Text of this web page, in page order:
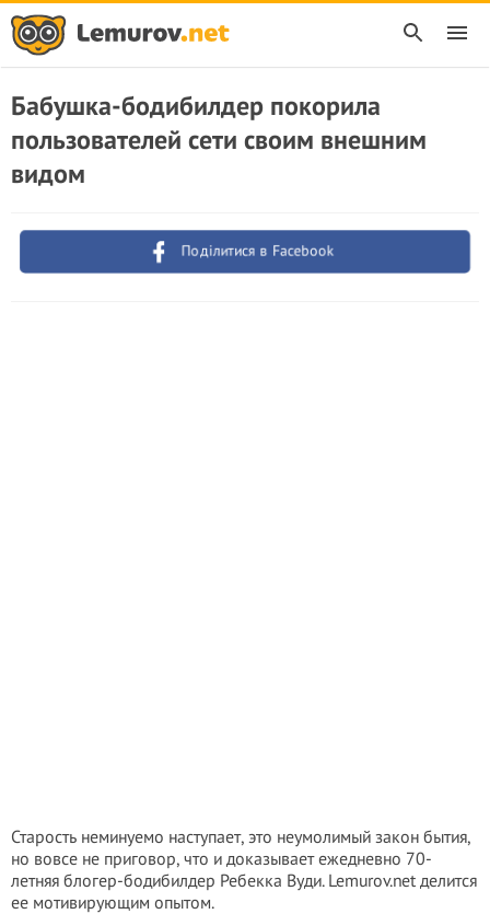
Бабушка-бодибилдер покорила
пользователей сети своим внешним
видом
Поділитися в Facebook
Старость неминуемо наступает, это неумолимый закон бытия,
но вовсе не приговор, что и доказывает ежедневно 70-
летняя блогер-бодибилдер Ребекка Вуди. Lemurov.net делится
ее мотивирующим опытом.